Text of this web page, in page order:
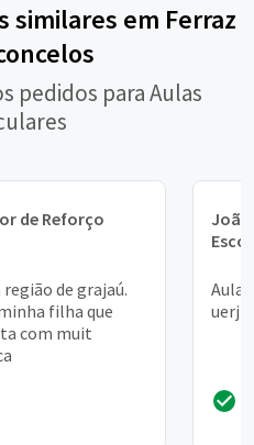
similares em Ferraz
pedidos para Aulas
de Reforço
de grajaú.
filha que
com muit
João
uerj